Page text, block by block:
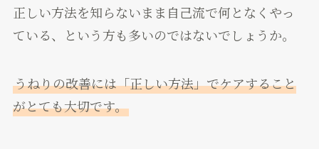
正しい方法を知らないまま自己流で何となくやっ
ている、という方も多いのではないでしょうか。
うねりの改善には「正しい方法」でケアすること
がとても大切です。